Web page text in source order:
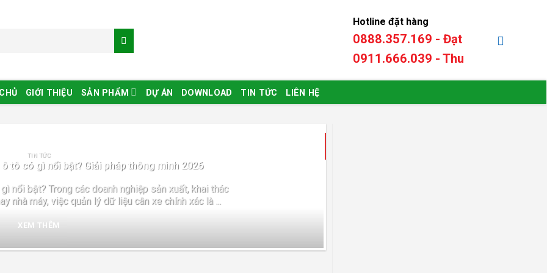
Hotline đặt hàng
0888.357.169 - Đạt
0911.666.039 - Thu
GIỚI THIỆU SẢN PHẨM DỰ ÁN DOWNLOAD TIN TỨC LIÊN HỆ
TIN TỨC
tô có gì nổi bật? Giải pháp thông minh 2026
nổi bật? Trong các doanh nghiệp sản xuất, khai thác
nhà máy, việc quản lý dữ liệu cân xe chính xác là ...
XEM THÊM